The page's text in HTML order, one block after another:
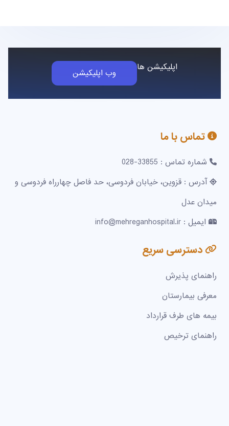
اپلیکیشن ها وب اپلیکیشن
تماس با ما
شماره تماس : 33855-028
آدرس : قزوین، خیابان فردوسی، حد فاصل چهارراه فردوسی و
میدان عدل
ایمیل : info@mehreganhospital.ir
دسترسی سریع
راهنمای پذیرش
معرفی بیمارستان
بیمه های طرف قرارداد
راهنمای ترخیص